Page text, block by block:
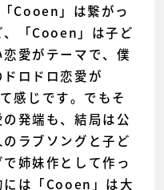
Cooen」は繋がっ
、「Cooen」は子ど
愛がテーマで、僕
ロドロ恋愛が
感じです。でもそ
発端も、結局は公
ラブソングと子ど
姉妹作として作っ
には「Cooen」は大